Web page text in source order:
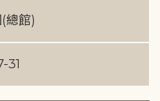
總館)
31